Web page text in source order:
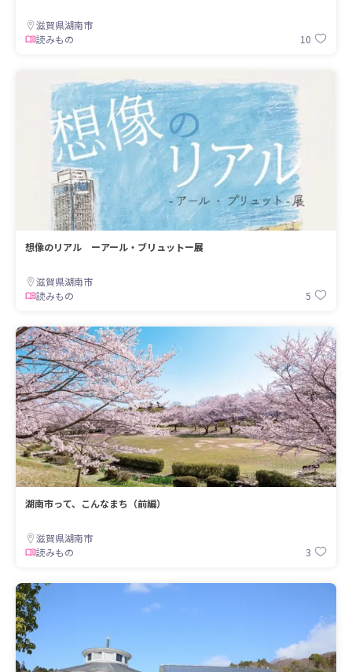
滋賀県湖南市
読みもの
10
想像のリアル ーアール・ブリュットー展
滋賀県湖南市
読みもの
5
湖南市って、こんなまち（前編）
滋賀県湖南市
読みもの
3